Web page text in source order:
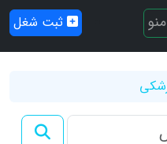
منو ثبت شغل